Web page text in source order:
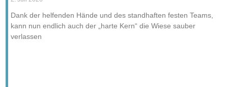
Dank der helfenden Hände und des standhaften festen Teams,
kann nun endlich auch der „harte Kern“ die Wiese sauber
verlassen